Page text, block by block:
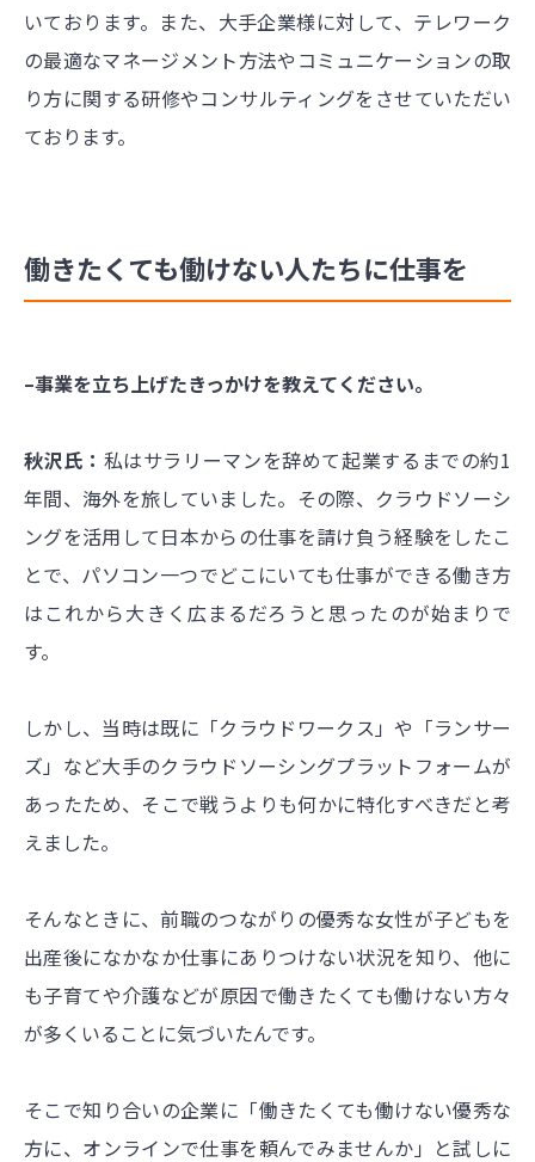
いております。また、大手企業様に対して、テレワーク
の最適なマネージメント方法やコミュニケーションの取
り方に関する研修やコンサルティングをさせていただい
ております。
働きたくても働けない人たちに仕事を
–事業を立ち上げたきっかけを教えてください。
秋沢氏： 私はサラリーマンを辞めて起業するまでの約1
年間、海外を旅していました。その際、クラウドソーシ
ングを活用して日本からの仕事を請け負う経験をしたこ
とで、パソコン一つでどこにいても仕事ができる働き方
はこれから大きく広まるだろうと思ったのが始まりで
す。
しかし、当時は既に「クラウドワークス」や「ランサー
ズ」など大手のクラウドソーシングプラットフォームが
あったため、そこで戦うよりも何かに特化すべきだと考
えました。
そんなときに、前職のつながりの優秀な女性が子どもを
出産後になかなか仕事にありつけない状況を知り、他に
も子育てや介護などが原因で働きたくても働けない方々
が多くいることに気づいたんです。
そこで知り合いの企業に「働きたくても働けない優秀な
方に、オンラインで仕事を頼んでみませんか」と試しに